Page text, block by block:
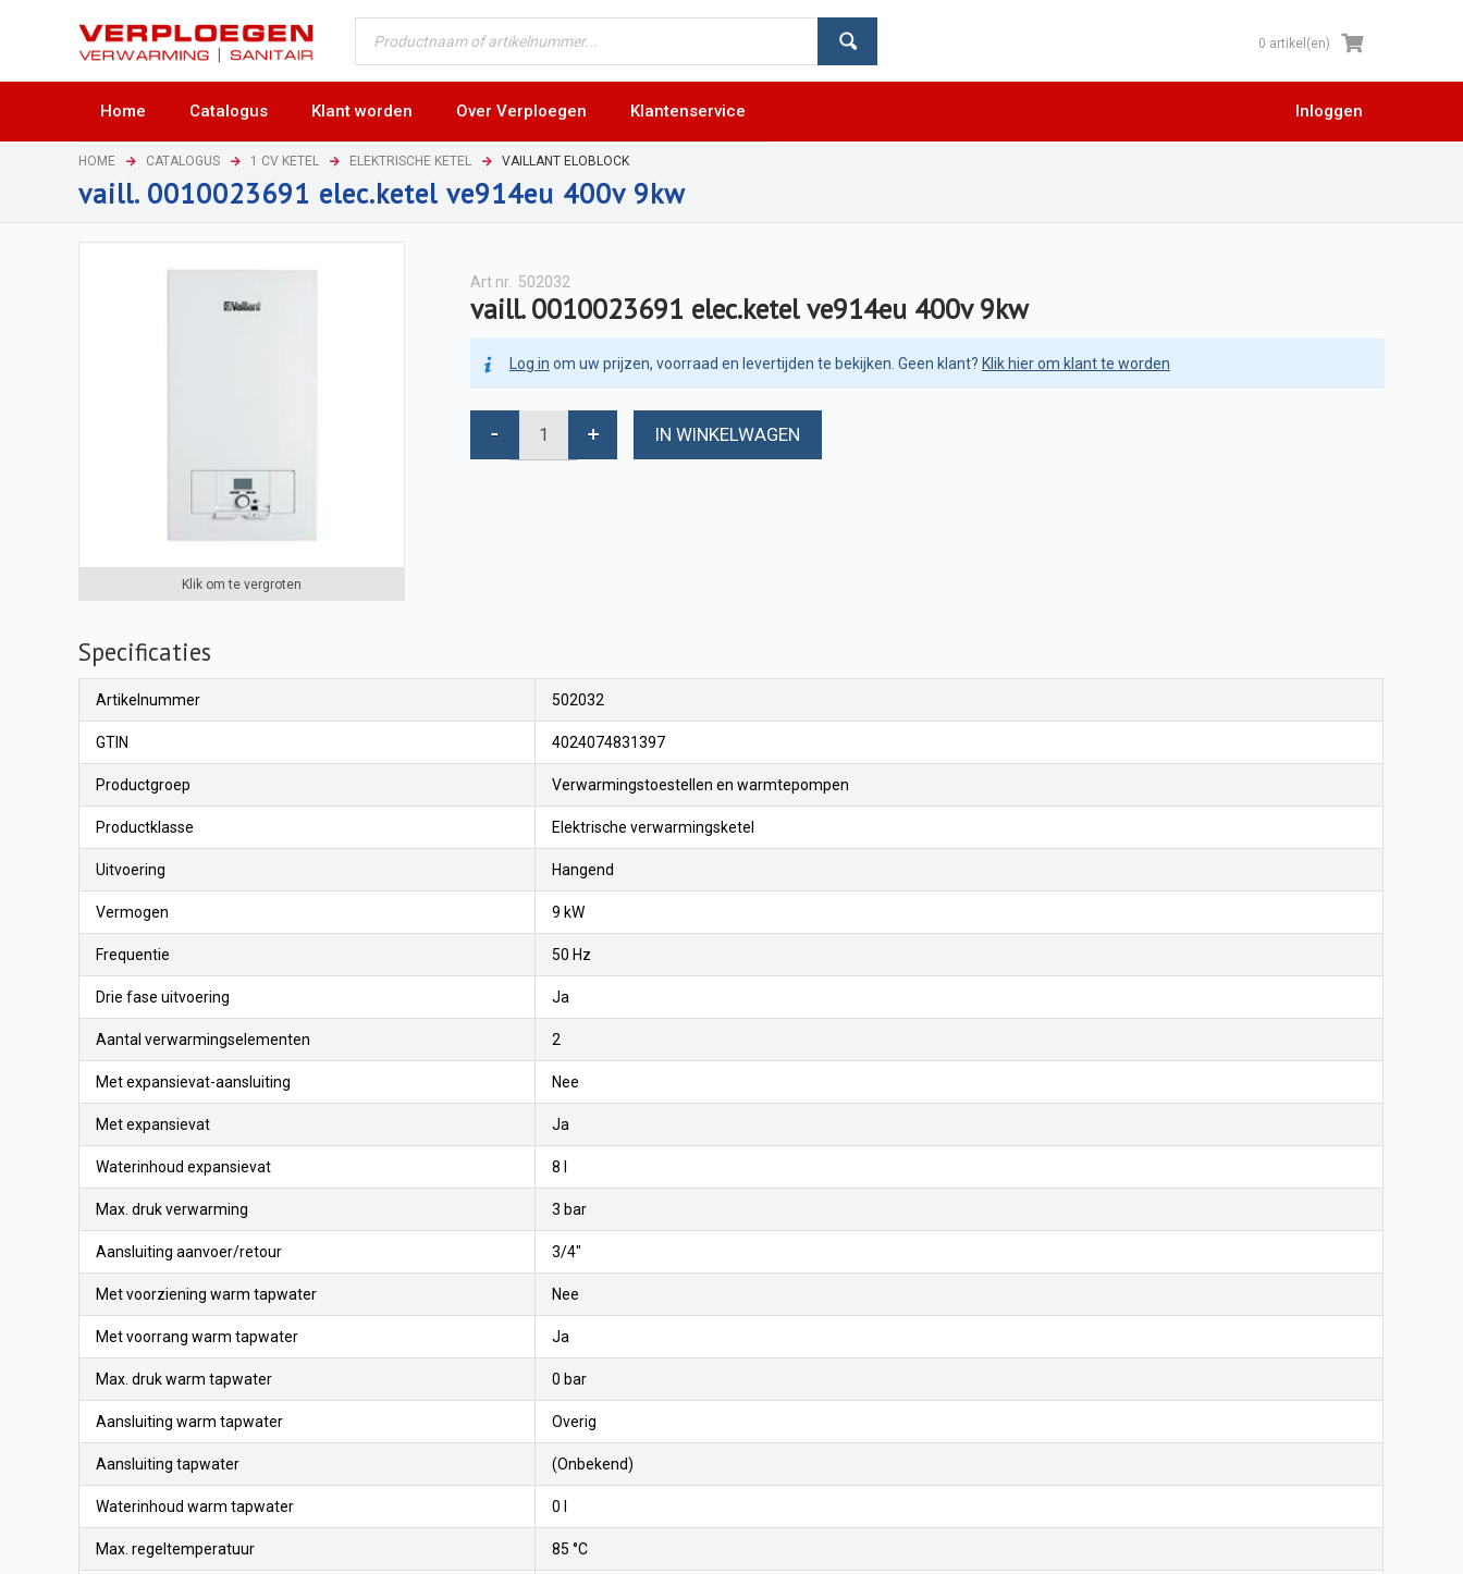
0 artikel(en)
Home Catalogus Klant worden Over Verploegen Klantenservice Inloggen
HOME CATALOGUS 1 CV KETEL ELEKTRISCHE KETEL VAILLANT ELOBLOCK
vaill. 0010023691 elec.ketel ve914eu 400v 9kw
Klik om te vergroten
Art nr. 502032
vaill. 0010023691 elec.ketel ve914eu 400v 9kw
Log in om uw prijzen, voorraad en levertijden te bekijken. Geen klant? Klik hier om klant te worden
IN WINKELWAGEN
Specificaties
Artikelnummer 502032
GTIN 4024074831397
Productgroep Verwarmingstoestellen en warmtepompen
Productklasse Elektrische verwarmingsketel
Uitvoering Hangend
Vermogen 9 kW
Frequentie 50 Hz
Drie fase uitvoering Ja
Aantal verwarmingselementen 2
Met expansievat-aansluiting Nee
Met expansievat Ja
Waterinhoud expansievat 8 l
Max. druk verwarming 3 bar
Aansluiting aanvoer/retour 3/4"
Met voorziening warm tapwater Nee
Met voorrang warm tapwater Ja
Max. druk warm tapwater 0 bar
Aansluiting warm tapwater Overig
Aansluiting tapwater (Onbekend)
Waterinhoud warm tapwater 0 l
Max. regeltemperatuur 85 °C